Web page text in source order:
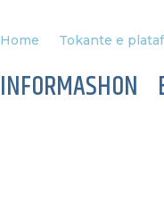
Home Tokante e
INFORMASHON